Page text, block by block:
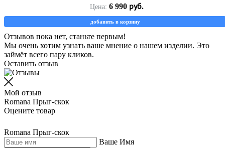
Цена: 6 990 руб.
добавить в корзину
Отзывов пока нет, станьте первым!
Мы очень хотим узнать ваше мнение о нашем изделии. Это
займёт всего пару кликов.
Оставить отзыв
Мой отзыв
Romana Прыг-скок
Оцените товар
Romana Прыг-скок
Ваше Имя